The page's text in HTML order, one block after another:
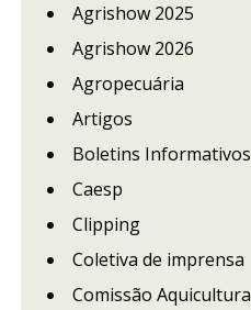
Agrishow 2025
Agrishow 2026
Agropecuária
Artigos
Boletins Informativos
Caesp
Clipping
Coletiva de imprensa
Comissão Aquicultura